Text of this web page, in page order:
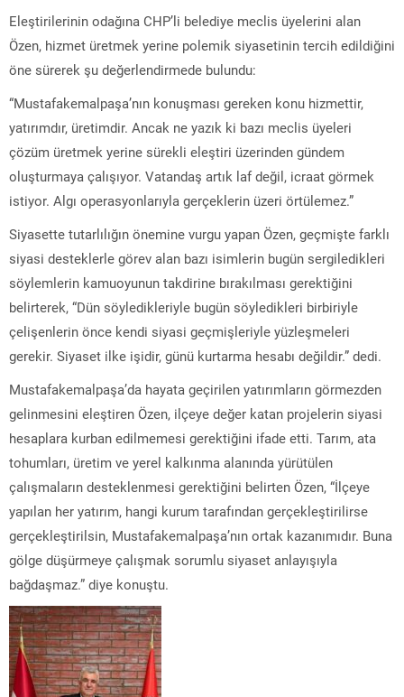
Eleştirilerinin odağına CHP’li belediye meclis üyelerini alan
Özen, hizmet üretmek yerine polemik siyasetinin tercih edildiğini
öne sürerek şu değerlendirmede bulundu:
“Mustafakemalpaşa’nın konuşması gereken konu hizmettir,
yatırımdır, üretimdir. Ancak ne yazık ki bazı meclis üyeleri
çözüm üretmek yerine sürekli eleştiri üzerinden gündem
oluşturmaya çalışıyor. Vatandaş artık laf değil, icraat görmek
istiyor. Algı operasyonlarıyla gerçeklerin üzeri örtülemez.”
Siyasette tutarlılığın önemine vurgu yapan Özen, geçmişte farklı
siyasi desteklerle görev alan bazı isimlerin bugün sergiledikleri
söylemlerin kamuoyunun takdirine bırakılması gerektiğini
belirterek, “Dün söyledikleriyle bugün söyledikleri birbiriyle
çelişenlerin önce kendi siyasi geçmişleriyle yüzleşmeleri
gerekir. Siyaset ilke işidir, günü kurtarma hesabı değildir.” dedi.
Mustafakemalpaşa’da hayata geçirilen yatırımların görmezden
gelinmesini eleştiren Özen, ilçeye değer katan projelerin siyasi
hesaplara kurban edilmemesi gerektiğini ifade etti. Tarım, ata
tohumları, üretim ve yerel kalkınma alanında yürütülen
çalışmaların desteklenmesi gerektiğini belirten Özen, “İlçeye
yapılan her yatırım, hangi kurum tarafından gerçekleştirilirse
gerçekleştirilsin, Mustafakemalpaşa’nın ortak kazanımıdır. Buna
gölge düşürmeye çalışmak sorumlu siyaset anlayışıyla
bağdaşmaz.” diye konuştu.